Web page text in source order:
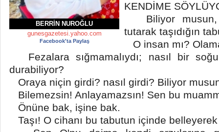
BERRIN NUROĞLU
gunesgazetesi.yahoo.com
Facebook'ta Paylaş
KENDİME
Biliyor musun,
tutarak taşıdığın
O insan mı?
Fezalara sığmamalıydı; nasıl bir
durabiliyor?
Oraya niçin girdi? nasıl girdi? Biliyor
Bilemezsin! Anlayamazsın! Sen bu
Önüne bak, işine bak.
Taşı! O cihanı bu tabutun içinde belleyerek